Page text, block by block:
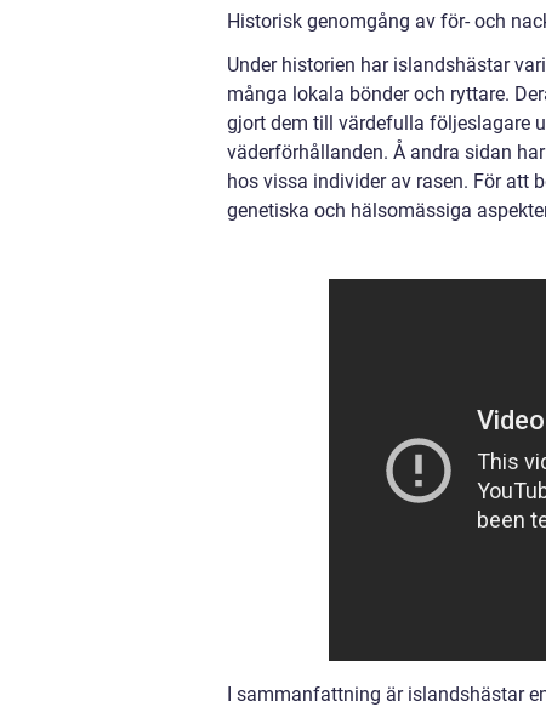
Historisk genomgång av för- och
Under historien har islandshästar
många lokala bönder och ryttare.
gjort dem till värdefulla följeslagare
väderförhållanden. Å andra sidan
hos vissa individer av rasen. För att
genetiska och hälsomässiga
I sammanfattning är islandshästar